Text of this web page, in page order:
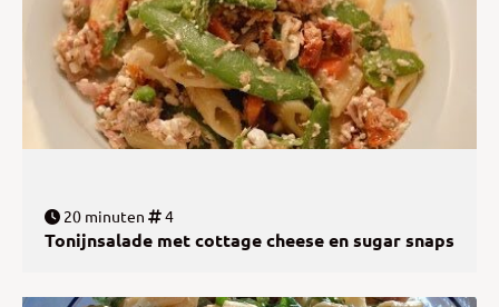
20 minuten 4
Tonijnsalade met cottage cheese en sugar snaps